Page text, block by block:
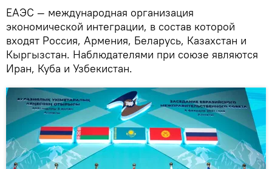
ЕАЭС — международная организация
экономической интеграции, в состав которой
входят Россия, Армения, Беларусь, Казахстан и
Кыргызстан. Наблюдателями при союзе являются
Иран, Куба и Узбекистан.